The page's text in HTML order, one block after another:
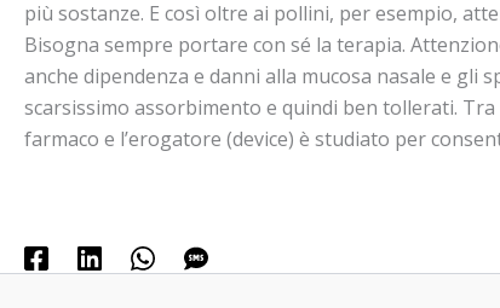
più sostanze. E così oltre ai pollini, per esempio,
Bisogna sempre portare con sé la terapia.
anche dipendenza e danni alla mucosa nasale e gli
scarsissimo assorbimento e quindi ben tollerati.
farmaco e l’erogatore (device) è studiato per